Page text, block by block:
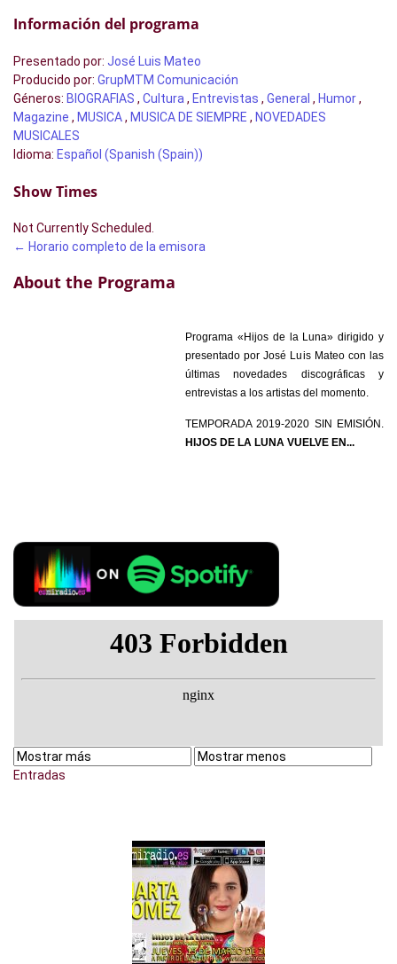
Información del programa
Presentado por: José Luis Mateo
Producido por: GrupMTM Comunicación
Géneros: BIOGRAFIAS , Cultura , Entrevistas , General , Humor,
Magazine , MUSICA, MUSICA DE SIEMPRE , NOVEDADES
MUSICALES
Idioma: Español (Spanish (Spain))
Show Times
Not Currently Scheduled.
← Horario completo de la emisora
About the Programa
Programa «Hijos de la Luna» dirigido y
presentado por José Luis Mateo con las
últimas novedades discográficas y
entrevistas a los artistas del momento.
TEMPORADA 2019-2020 SIN EMISIÓN.
HIJOS DE LA LUNA VUELVE EN...
Entradas